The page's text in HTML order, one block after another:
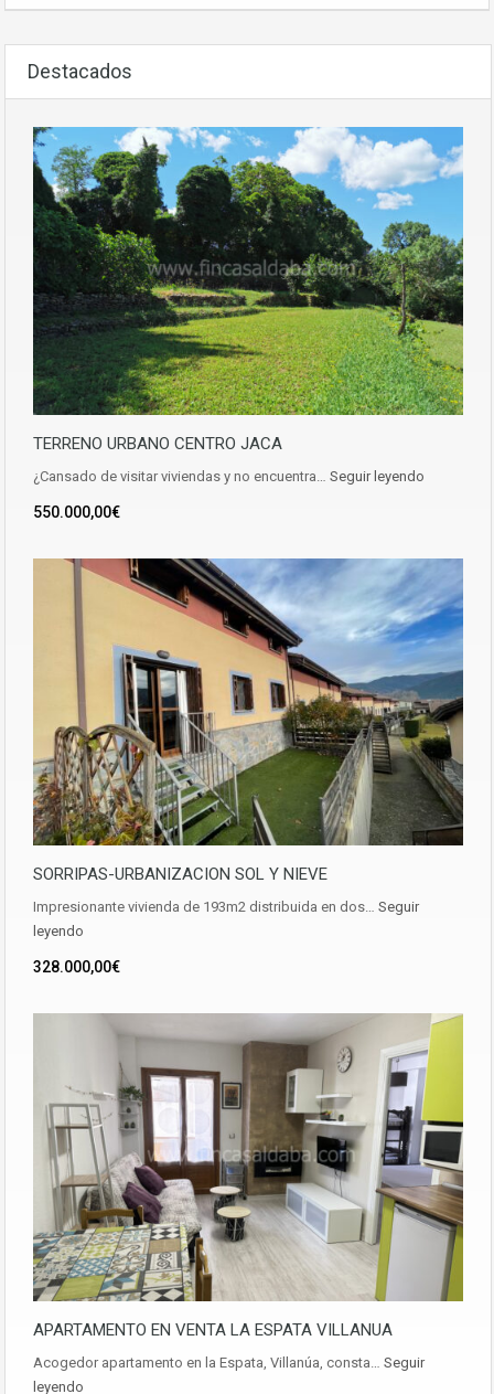
Destacados
TERRENO URBANO CENTRO JACA
¿Cansado de visitar viviendas y no encuentra… Seguir leyendo
550.000,00€
SORRIPAS-URBANIZACION SOL Y NIEVE
Impresionante vivienda de 193m2 distribuida en dos… Seguir
leyendo
328.000,00€
APARTAMENTO EN VENTA LA ESPATA VILLANUA
Acogedor apartamento en la Espata, Villanúa, consta… Seguir
leyendo